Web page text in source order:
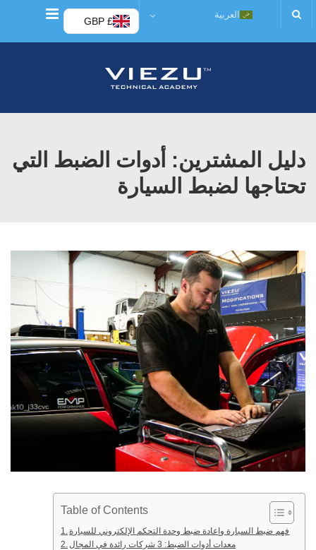
قائمة £ GBP
العربية
دليل المشترين: أدوات الضبط التي
تحتاجها لضبط السيارة
Table of Contents
فهم ضبط السيارة وإعادة ضبط وحدة التحكم الإلكتروني للسيارة
معدات أدوات الضبط: 3 شركات رائدة في المجال